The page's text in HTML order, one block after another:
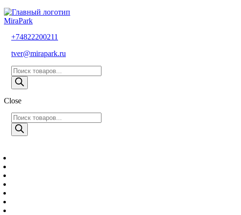
MiraPark
+74822200211
tver@mirapark.ru
Поиск
товаров
Close
Поиск
товаров